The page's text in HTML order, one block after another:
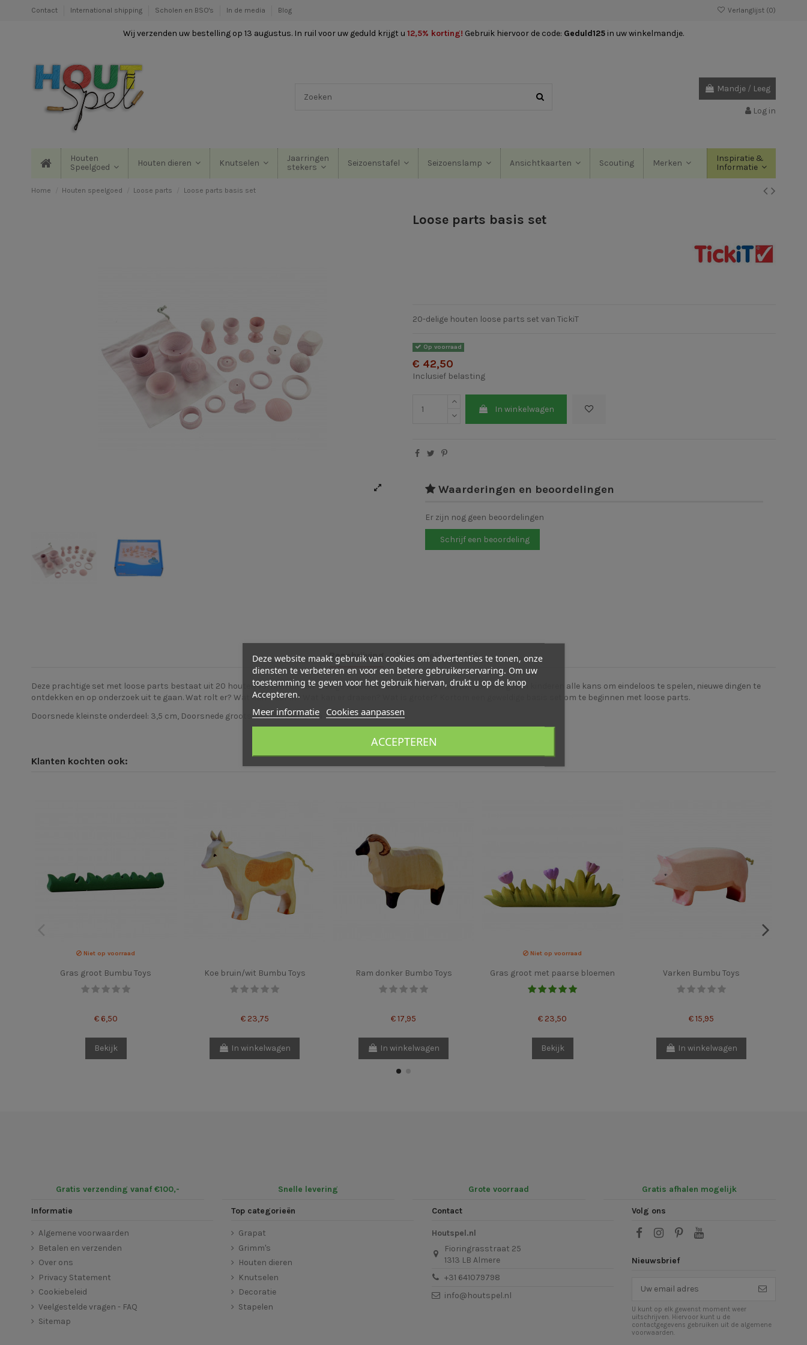
Contact International shipping Scholen en BSO's In de media Blog Verlanglijst (0)
Wij verzenden uw bestelling op 13 augustus. In ruil voor uw geduld krijgt u 12,5% korting! Gebruik hiervoor de code: Geduld125 in uw winkelmandje.
Mandje / Leeg
Log in
Houten
Speelgoed
Houten dieren Knutselen
Jaarringen
stekers
Seizoenstafel Seizoenslamp Ansichtkaarten Scouting Merken
Inspiratie &
Informatie
Home Houten speelgoed Loose parts Loose parts basis set
Loose parts basis set
20-delige houten loose parts set van TickiT
Op voorraad
€ 42,50
Inclusief belasting
In winkelwagen
Waarderingen en beoordelingen
Er zijn nog geen beoordelingen
Schrijf een beoordeling
Beschrijving Beoordelingen (0)
Deze prachtige set met loose parts bestaat uit 20 houten vormen en een stevige katoenen bewaar tas. De houten vormen geven kinderen alle kans om eindeloos te spelen, nieuwe dingen te
ontdekken en op onderzoek uit te gaan. Wat rolt er? Wat kan waar in? Wat kan er draaien? Wat is groter? Kortom een geweldige basis set om te beginnen met loose parts.
Doorsnede kleinste onderdeel: 3,5 cm, Doorsnede grootste onderdeel: 9 cm
Klanten kochten ook:
Niet op voorraad
Gras groot Bumbu Toys
€ 6,50
Bekijk
Koe bruin/wit Bumbu Toys
€ 23,75
In winkelwagen
Ram donker Bumbo Toys
€ 17,95
In winkelwagen
Niet op voorraad
Gras groot met paarse bloemen
€ 23,50
Bekijk
Varken Bumbu Toys
€ 15,95
In winkelwagen
Gratis verzending vanaf €100,- Snelle levering Grote voorraad Gratis afhalen mogelijk
Informatie
Algemene voorwaarden
Betalen en verzenden
Over ons
Privacy Statement
Cookiebeleid
Veelgestelde vragen - FAQ
Sitemap
Top categorieën
Grapat
Grimm's
Houten dieren
Knutselen
Decoratie
Stapelen
Contact
Houtspel.nl
Fioringrasstraat 25
1313 LB Almere
+31 641079798
info@houtspel.nl
Deze website maakt gebruik van cookies om advertenties te tonen, onze
diensten te verbeteren en voor een betere gebruikerservaring. Om uw
toestemming te geven voor het gebruik hiervan, drukt u op de knop
Accepteren.
Meer informatie Cookies aanpassen
ACCEPTEREN
Volg ons
Nieuwsbrief
U kunt op elk gewenst moment weer
uitschrijven. Hiervoor kunt u de
contactgegevens gebruiken uit de algemene
voorwaarden.